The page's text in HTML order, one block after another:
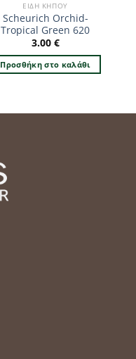
ΕΊΔΗ ΚΉΠΟΥ
Scheurich Orchid-
Tropical Green 620
3.00 €
Προσθήκη στο καλάθι